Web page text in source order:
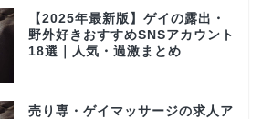
【2025年最新版】ゲイの露出・
野外好きおすすめSNSアカウント
18選｜人気・過激まとめ
売り専・ゲイマッサージの求人ア